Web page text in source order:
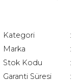
Kategori
Marka
Stok Kodu
Garanti Süresi